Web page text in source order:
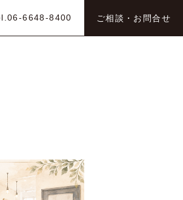
6648-8400 ご相談・お問合せ